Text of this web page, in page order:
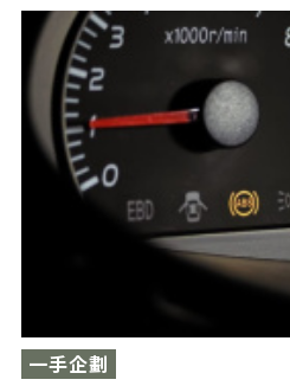
一手企劃